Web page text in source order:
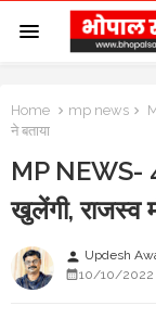
Home mp news
ने बताया
MP NEWS-
खुलेंगी, राजस्व
person Updesh
10/10/2022